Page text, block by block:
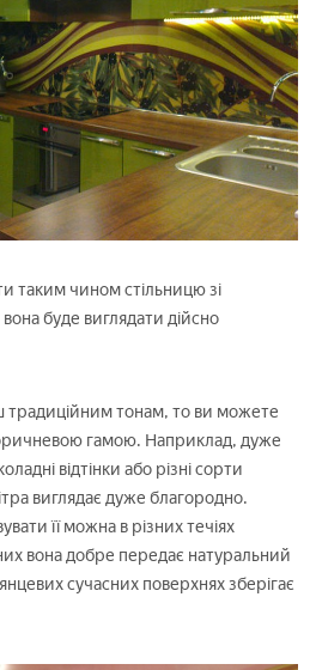
таким чином стільницю зі
буде виглядати дійсно
традиційним тонам, то ви можете
гамою. Наприклад, дуже
відтінки або різні сорти
виглядає дуже благородно.
її можна в різних течіях
вона добре передає натуральний
сучасних поверхнях зберігає